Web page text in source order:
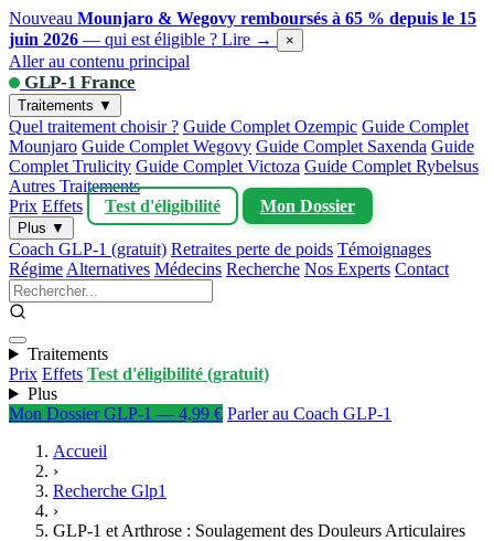
Nouveau Mounjaro & Wegovy remboursés à 65 % depuis le 15
juin 2026 — qui est éligible ? Lire → ×
Aller au contenu principal
GLP-1 France
Traitements ▼
Quel traitement choisir ? Guide Complet Ozempic Guide Complet
Mounjaro Guide Complet Wegovy Guide Complet Saxenda Guide
Complet Trulicity Guide Complet Victoza Guide Complet Rybelsus
Autres Traitements
Prix Effets Test d'éligibilité Mon Dossier
Plus ▼
Coach GLP-1 (gratuit) Retraites perte de poids Témoignages
Régime Alternatives Médecins Recherche Nos Experts Contact
Traitements
Prix Effets Test d'éligibilité (gratuit)
Plus
Mon Dossier GLP-1 — 4,99 € Parler au Coach GLP-1
Accueil
›
Recherche Glp1
›
GLP-1 et Arthrose : Soulagement des Douleurs Articulaires